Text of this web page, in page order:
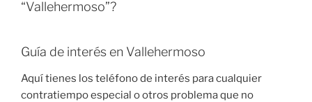
“Vallehermoso”?
Guía de interés en Vallehermoso
Aquí tienes los teléfono de interés para cualquier
contratiempo especial o otros problema que no